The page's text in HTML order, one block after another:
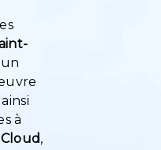
à
,